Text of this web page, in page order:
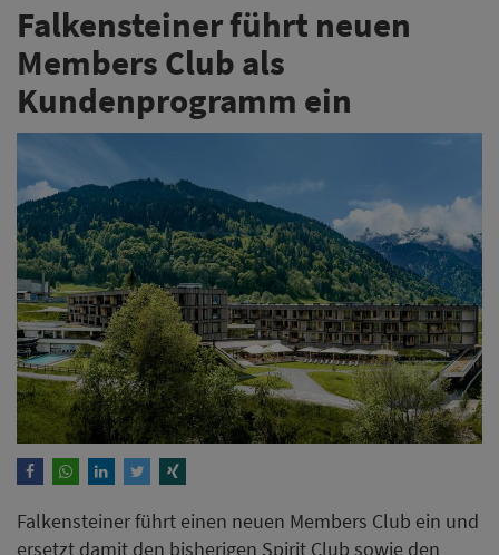
Falkensteiner führt neuen
Members Club als
Kundenprogramm ein
Falkensteiner führt einen neuen Members Club ein und
ersetzt damit den bisherigen Spirit Club sowie den